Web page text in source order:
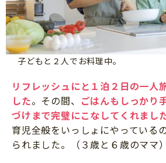
子どもと２人でお料理中。
リフレッシュにと１泊２日の一人
した。その間、 ごはんもしっかり
づけまで完璧にこなしてくれまし
育児全般をいっしょにやっている
られました。（３歳と６歳のママ）